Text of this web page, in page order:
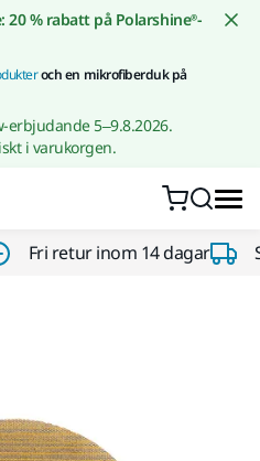
Gå till innehållet
% rabatt på Polarshine®-
och en mikrofiberduk på
erbjudande 5–9.8.2026.
i varukorgen.
Fri retur inom 14 dagar